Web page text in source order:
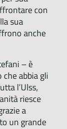
con
sua
anche
– è
abbia gli
l’Ulss,
riesce
a
un grande